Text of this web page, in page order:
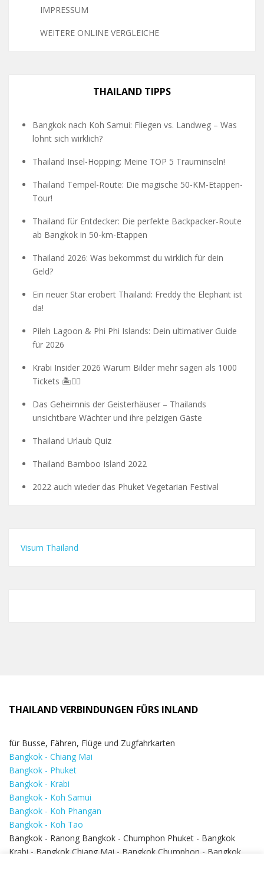
IMPRESSUM
WEITERE ONLINE VERGLEICHE
THAILAND TIPPS
Bangkok nach Koh Samui: Fliegen vs. Landweg – Was
lohnt sich wirklich?
Thailand Insel-Hopping: Meine TOP 5 Trauminseln!
Thailand Tempel-Route: Die magische 50-KM-Etappen-
Tour!
Thailand für Entdecker: Die perfekte Backpacker-Route
ab Bangkok in 50-km-Etappen
Thailand 2026: Was bekommst du wirklich für dein
Geld?
Ein neuer Star erobert Thailand: Freddy the Elephant ist
da!
Pileh Lagoon & Phi Phi Islands: Dein ultimativer Guide
für 2026
Krabi Insider 2026 Warum Bilder mehr sagen als 1000
Tickets 🏝️🧗‍♂️
Das Geheimnis der Geisterhäuser – Thailands
unsichtbare Wächter und ihre pelzigen Gäste
Thailand Urlaub Quiz
Thailand Bamboo Island 2022
2022 auch wieder das Phuket Vegetarian Festival
Visum Thailand
THAILAND VERBINDUNGEN FÜRS INLAND
für Busse, Fähren, Flüge und Zugfahrkarten
Bangkok - Chiang Mai
Bangkok - Phuket
Bangkok - Krabi
Bangkok - Koh Samui
Bangkok - Koh Phangan
Bangkok - Koh Tao
Bangkok - Ranong Bangkok - Chumphon Phuket - Bangkok
Krabi - Bangkok Chiang Mai - Bangkok Chumphon - Bangkok